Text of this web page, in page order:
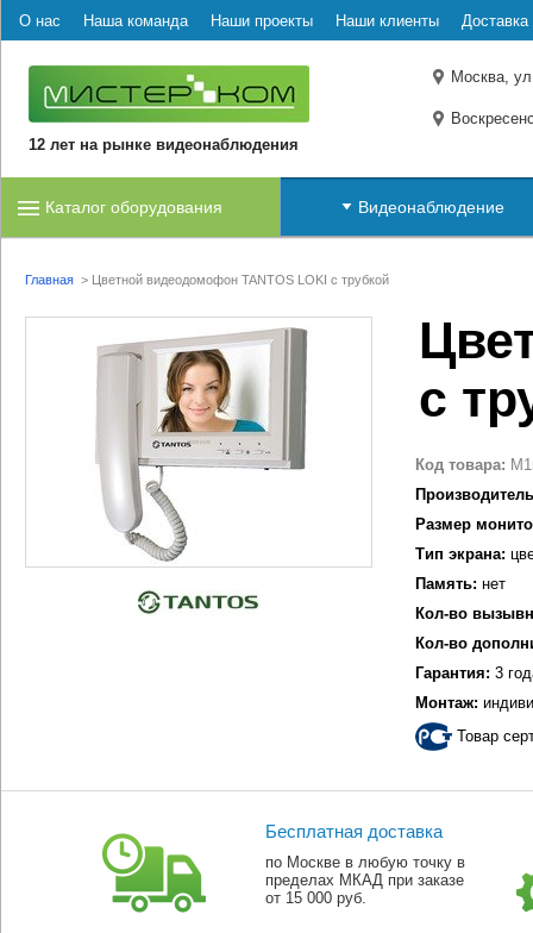
О нас Наша команда Наши проекты Наши клиенты Доставка
12 лет на рынке видеонаблюдения
Москва,
Каталог оборудования Видеонаблюдение
Главная > Цветной видеодомофон TANTOS LOKI с трубкой
с
Код товара:
Размер
Тип экрана:
Память: нет
Кол-во
Кол-во
Гарантия: 3
Монтаж:
Товар
Бесплатная доставка
по Москве в любую точку в
пределах МКАД при заказе
от 15 000 руб.